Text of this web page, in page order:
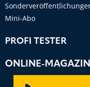
Mini-Abo
PROFI TESTER
ONLINE-MAGAZIN